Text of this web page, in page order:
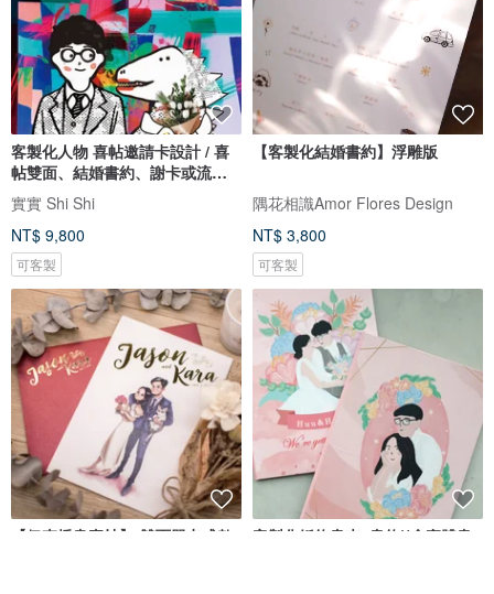
客製化人物 喜帖邀請卡設計 / 喜
帖雙面、結婚書約、謝卡或流程
單
實實 Shi Shi
NT$ 9,800
可客製
【客製化結婚書約】浮雕版
隅花相識Amor Flores Design
NT$ 3,800
可客製
【伊森插畫喜帖】-雙面單卡式數
客製化婚約書夾+書約|(含實體書